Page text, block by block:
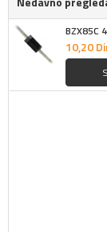
BZX85C
10,20